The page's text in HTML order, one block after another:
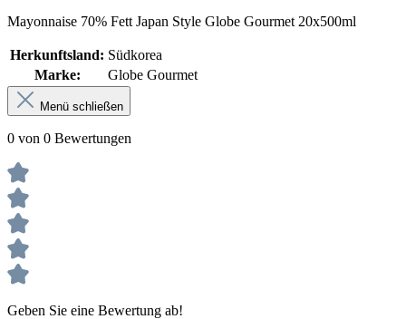
Mayonnaise 70% Fett Japan Style Globe Gourmet 20x500ml
Herkunftsland: Südkorea
Marke:
Globe Gourmet
Menü schließen
0 von 0 Bewertungen
Geben Sie eine Bewertung ab!